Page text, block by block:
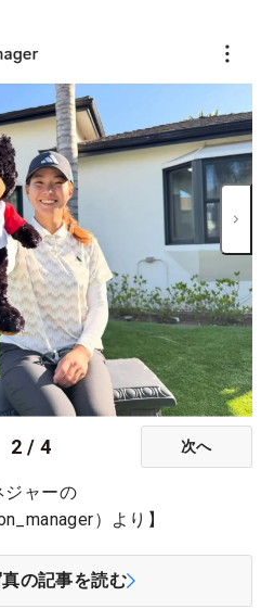
2 /4 次へ
ジャーの
）より】
の記事を読む